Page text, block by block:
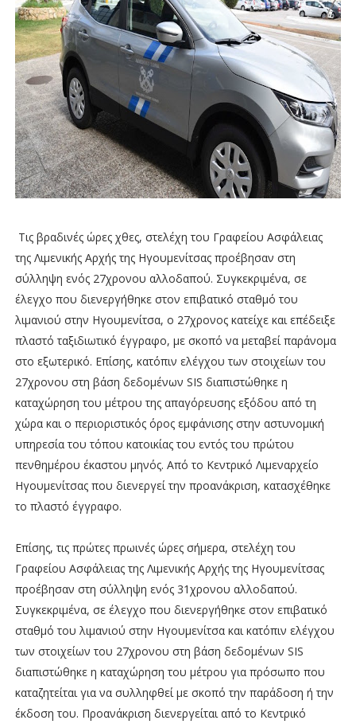
Τις βραδινές ώρες χθες, στελέχη του Γραφείου Ασφάλειας
της Λιμενικής Αρχής της Ηγουμενίτσας προέβησαν στη
σύλληψη ενός 27χρονου αλλοδαπού. Συγκεκριμένα, σε
έλεγχο που διενεργήθηκε στον επιβατικό σταθμό του
λιμανιού στην Ηγουμενίτσα, ο 27χρονος κατείχε και επέδειξε
πλαστό ταξιδιωτικό έγγραφο, με σκοπό να μεταβεί παράνομα
στο εξωτερικό. Επίσης, κατόπιν ελέγχου των στοιχείων του
27χρονου στη βάση δεδομένων SIS διαπιστώθηκε η
καταχώρηση του μέτρου της απαγόρευσης εξόδου από τη
χώρα και ο περιοριστικός όρος εμφάνισης στην αστυνομική
υπηρεσία του τόπου κατοικίας του εντός του πρώτου
πενθημέρου έκαστου μηνός. Από το Κεντρικό Λιμεναρχείο
Ηγουμενίτσας που διενεργεί την προανάκριση, κατασχέθηκε
το πλαστό έγγραφο.
Επίσης, τις πρώτες πρωινές ώρες σήμερα, στελέχη του
Γραφείου Ασφάλειας της Λιμενικής Αρχής της Ηγουμενίτσας
προέβησαν στη σύλληψη ενός 31χρονου αλλοδαπού.
Συγκεκριμένα, σε έλεγχο που διενεργήθηκε στον επιβατικό
σταθμό του λιμανιού στην Ηγουμενίτσα και κατόπιν ελέγχου
των στοιχείων του 27χρονου στη βάση δεδομένων SIS
διαπιστώθηκε η καταχώρηση του μέτρου για πρόσωπο που
καταζητείται για να συλληφθεί με σκοπό την παράδοση ή την
έκδοση του. Προανάκριση διενεργείται από το Κεντρικό